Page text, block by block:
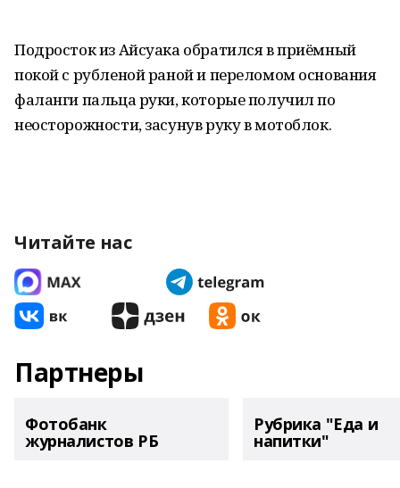
Подросток из Айсуака обратился в приёмный
покой с рубленой раной и переломом основания
фаланги пальца руки, которые получил по
неосторожности, засунув руку в мотоблок.
Читайте нас
Партнеры
Фотобанк
журналистов РБ
Рубрика "Еда и
напитки"